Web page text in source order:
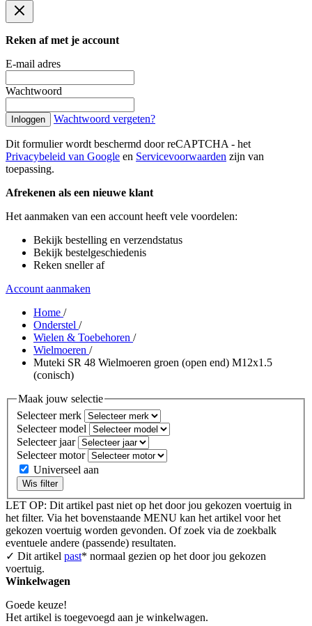
Reken af met je account
E-mail adres
Wachtwoord
Inloggen Wachtwoord vergeten?
Dit formulier wordt beschermd door reCAPTCHA - het
Privacybeleid van Google en Servicevoorwaarden zijn van
toepassing.
Afrekenen als een nieuwe klant
Het aanmaken van een account heeft vele voordelen:
Bekijk bestelling en verzendstatus
Bekijk bestelgeschiedenis
Reken sneller af
Account aanmaken
Home /
Onderstel /
Wielen & Toebehoren /
Wielmoeren /
Muteki SR 48 Wielmoeren groen (open end) M12x1.5
(conisch)
Maak jouw selectie
Selecteer merk
Selecteer model
Selecteer jaar
Selecteer motor
Universeel aan
Wis filter
LET OP: Dit artikel past niet op het door jou gekozen voertuig in
het filter. Via het bovenstaande MENU kan het artikel voor het
gekozen voertuig worden gevonden. Of zoek via de zoekbalk
eventuele andere (passende) resultaten.
✓ Dit artikel past* normaal gezien op het door jou gekozen
voertuig.
Winkelwagen
Goede keuze!
Het artikel is toegevoegd aan je winkelwagen.